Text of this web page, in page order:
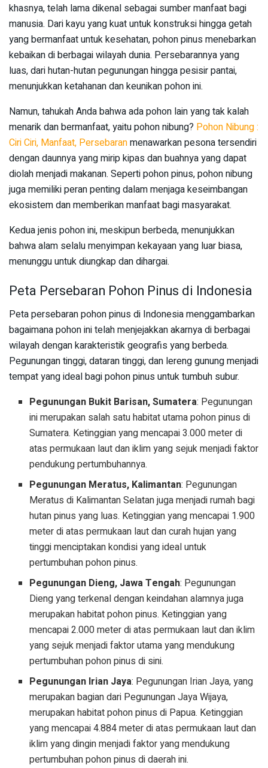
khasnya, telah lama dikenal sebagai sumber manfaat bagi
manusia. Dari kayu yang kuat untuk konstruksi hingga getah
yang bermanfaat untuk kesehatan, pohon pinus menebarkan
kebaikan di berbagai wilayah dunia. Persebarannya yang
luas, dari hutan-hutan pegunungan hingga pesisir pantai,
menunjukkan ketahanan dan keunikan pohon ini.
Namun, tahukah Anda bahwa ada pohon lain yang tak kalah
menarik dan bermanfaat, yaitu pohon nibung? Pohon Nibung :
Ciri Ciri, Manfaat, Persebaranmenawarkan pesona tersendiri
dengan daunnya yang mirip kipas dan buahnya yang dapat
diolah menjadi makanan. Seperti pohon pinus, pohon nibung
juga memiliki peran penting dalam menjaga keseimbangan
ekosistem dan memberikan manfaat bagi masyarakat.
Kedua jenis pohon ini, meskipun berbeda, menunjukkan
bahwa alam selalu menyimpan kekayaan yang luar biasa,
menunggu untuk diungkap dan dihargai.
Peta Persebaran Pohon Pinus di Indonesia
Peta persebaran pohon pinus di Indonesia menggambarkan
bagaimana pohon ini telah menjejakkan akarnya di berbagai
wilayah dengan karakteristik geografis yang berbeda.
Pegunungan tinggi, dataran tinggi, dan lereng gunung menjadi
tempat yang ideal bagi pohon pinus untuk tumbuh subur.
Pegunungan Bukit Barisan, Sumatera: Pegunungan
ini merupakan salah satu habitat utama pohon pinus di
Sumatera. Ketinggian yang mencapai 3.000 meter di
atas permukaan laut dan iklim yang sejuk menjadi faktor
pendukung pertumbuhannya.
Pegunungan Meratus, Kalimantan: Pegunungan
Meratus di Kalimantan Selatan juga menjadi rumah bagi
hutan pinus yang luas. Ketinggian yang mencapai 1.900
meter di atas permukaan laut dan curah hujan yang
tinggi menciptakan kondisi yang ideal untuk
pertumbuhan pohon pinus.
Pegunungan Dieng, Jawa Tengah: Pegunungan
Dieng yang terkenal dengan keindahan alamnya juga
merupakan habitat pohon pinus. Ketinggian yang
mencapai 2.000 meter di atas permukaan laut dan iklim
yang sejuk menjadi faktor utama yang mendukung
pertumbuhan pohon pinus di sini.
Pegunungan Irian Jaya: Pegunungan Irian Jaya, yang
merupakan bagian dari Pegunungan Jaya Wijaya,
merupakan habitat pohon pinus di Papua. Ketinggian
yang mencapai 4.884 meter di atas permukaan laut dan
iklim yang dingin menjadi faktor yang mendukung
pertumbuhan pohon pinus di daerah ini.